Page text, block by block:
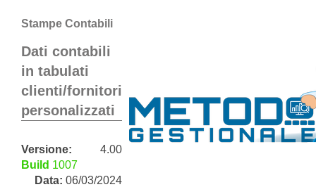
Stampe Contabili
Dati contabili
in tabulati
clienti/fornitori
personalizzati
Versione: 4.00
Build 1007
Data: 06/03/2024